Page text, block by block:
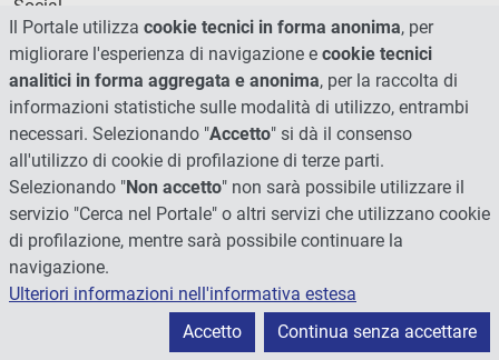
Social
© 2026 - Università degli Studi di Perugia
Il Portale utilizza cookie tecnici in forma anonima, per
migliorare l'esperienza di navigazione e cookie tecnici
analitici in forma aggregata e anonima, per la raccolta di
informazioni statistiche sulle modalità di utilizzo, entrambi
necessari. Selezionando "Accetto" si dà il consenso
all'utilizzo di cookie di profilazione di terze parti.
Selezionando "Non accetto" non sarà possibile utilizzare il
servizio "Cerca nel Portale" o altri servizi che utilizzano cookie
di profilazione, mentre sarà possibile continuare la
navigazione.
Ulteriori informazioni nell'informativa estesa
Accetto
Continua senza accettare